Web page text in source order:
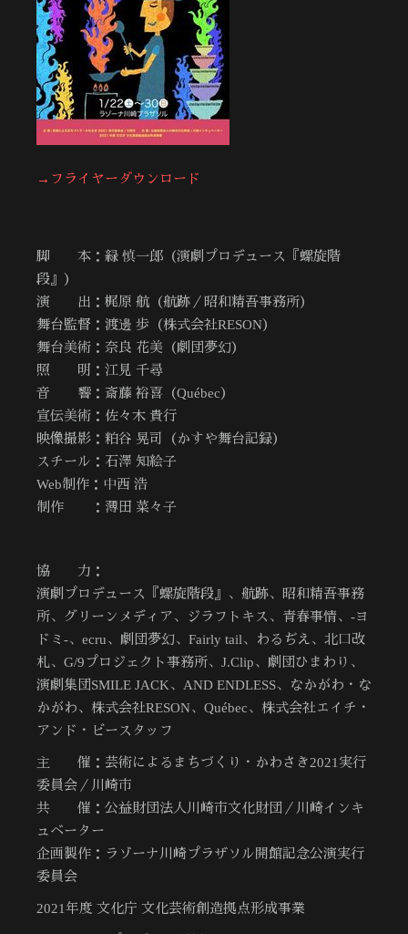
→フライヤーダウンロード
脚 本：緑 慎一郎（演劇プロデュース『螺旋階
段』）
演 出：梶原 航（航跡／昭和精吾事務所）
舞台監督：渡邊 歩（株式会社RESON）
舞台美術：奈良 花美（劇団夢幻）
照 明：江見 千尋
音 響：斎藤 裕喜（Québec）
宣伝美術：佐々木 貴行
映像撮影：粕谷 晃司（かすや舞台記録）
スチール：石澤 知絵子
Web制作：中西 浩
制作 ：薄田 菜々子
協 力：
演劇プロデュース『螺旋階段』、航跡、昭和精吾事務
所、グリーンメディア、ジラフトキス、青春事情、-ヨ
ドミ-、ecru、劇団夢幻、Fairly tail、わるぢえ、北口改
札、G/9プロジェクト事務所、J.Clip、劇団ひまわり、
演劇集団SMILE JACK、AND ENDLESS、なかがわ・な
かがわ、株式会社RESON、Québec、株式会社エイチ・
アンド・ビースタッフ
主 催：芸術によるまちづくり・かわさき2021実行
委員会／川崎市
共 催：公益財団法人川崎市文化財団／川崎インキ
ュベーター
企画製作：ラゾーナ川崎プラザソル開館記念公演実行
委員会
2021年度 文化庁 文化芸術創造拠点形成事業